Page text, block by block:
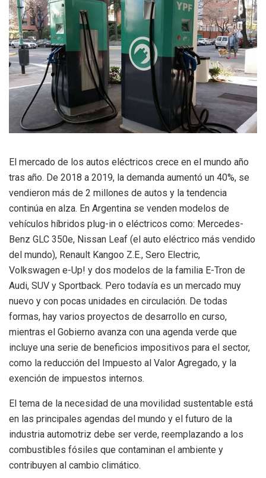
El mercado de los autos eléctricos crece en el mundo año
tras año. De 2018 a 2019, la demanda aumentó un 40%, se
vendieron más de 2 millones de autos y la tendencia
continúa en alza. En Argentina se venden modelos de
vehículos híbridos plug-in o eléctricos como: Mercedes-
Benz GLC 350e, Nissan Leaf (el auto eléctrico más vendido
del mundo), Renault Kangoo Z.E., Sero Electric,
Volkswagen e-Up! y dos modelos de la familia E-Tron de
Audi, SUV y Sportback. Pero todavía es un mercado muy
nuevo y con pocas unidades en circulación. De todas
formas, hay varios proyectos de desarrollo en curso,
mientras el Gobierno avanza con una agenda verde que
incluye una serie de beneficios impositivos para el sector,
como la reducción del Impuesto al Valor Agregado, y la
exención de impuestos internos.
El tema de la necesidad de una movilidad sustentable está
en las principales agendas del mundo y el futuro de la
industria automotriz debe ser verde, reemplazando a los
combustibles fósiles que contaminan el ambiente y
contribuyen al cambio climático.